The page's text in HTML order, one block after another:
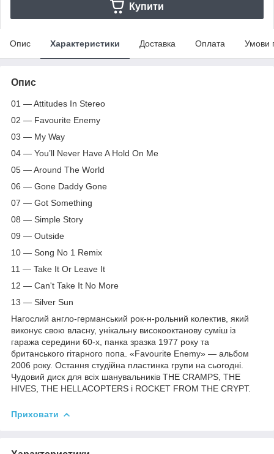
Купити
Опис Характеристики Доставка Оплата Умови
Опис
01 — Attitudes In Stereo
02 — Favourite Enemy
03 — My Way
04 — You’ll Never Have A Hold On Me
05 — Around The World
06 — Gone Daddy Gone
07 — Got Something
08 — Simple Story
09 — Outside
10 — Song No 1 Remix
11 — Take It Or Leave It
12 — Can't Take It No More
13 — Silver Sun
Нагослий англо-германський рок-н-рольний колектив, який
виконує свою власну, унікальну високооктанову суміш із
гаража середини 60-х, панка зразка 1977 року та
британського гітарного попа. «Favourite Enemy» — альбом
2006 року. Остання студійна пластинка групи на сьогодні.
Чудовий диск для всіх шанувальників THE CRAMPS, THE
HIVES, THE HELLACOPTERS і ROCKET FROM THE CRYPT.
Приховати